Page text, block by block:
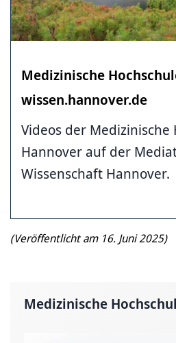
Medizinische
wissen.hannover.de
Videos der
Hannover auf der
Wissenschaft Hannover.
(Veröffentlicht am 16. Juni 2025)
Medizinische